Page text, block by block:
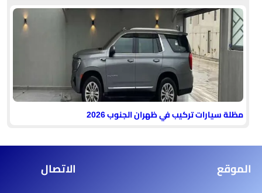
مظلة سيارات تركيب في ظهران الجنوب 2026
الموقع الاتصال